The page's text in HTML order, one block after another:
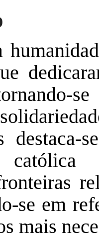
católica
se em
mais